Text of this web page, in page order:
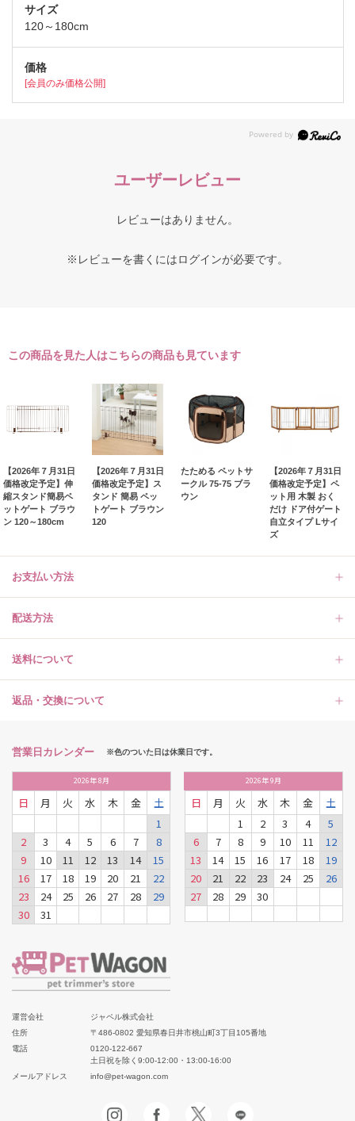
120～180cm
[会員のみ価格公開]
ユーザーレビュー
レビューはありません。
※レビューを書くにはログインが必要です。
この商品を見た人はこちらの商品も見ています
【2026年７月31日
価格改定予定】伸
縮スタンド簡易ペ
ットゲート ブラウ
ン 120～180cm
【2026年７月31日
価格改定予定】ス
タンド 簡易 ペッ
トゲート ブラウン
120
たためる ペットサ
ークル 75-75 ブラ
ウン
【2026年７月31日
価格改定予定】ペ
ット用 木製 おく
だけ ドア付ゲート
自立タイプ Lサイ
ズ
お支払い方法
配送方法
送料について
返品・交換について
営業日カレンダー ※色のついた日は休業日です。
2026年8月
日 月 火 水 木 金
土
1
2
3 4 5 6 7
8
9
10 11 12 13 14
15
16
17 18 19 20 21
22
23
24 25 26 27 28
29
30
31
2026年9月
日 月 火 水 木 金
土
1
2 3 4
5
6
7 8 9 10 11
12
13
14 15 16 17 18
19
20
21 22 23 24 25
26
27
28 29 30
運営会社
ジャペル株式会社
住所
〒486-0802 愛知県春日井市桃山町3丁目105番地
電話
0120-122-667
土日祝を除く9:00-12:00・13:00-16:00
メールアドレス
info@pet-wagon.com